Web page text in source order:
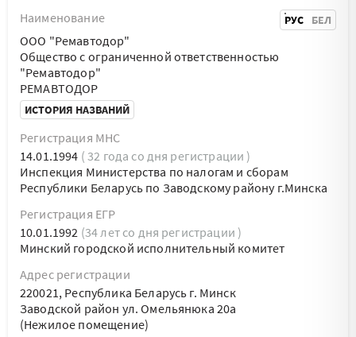
Наименование
РУС БЕЛ
ООО "Ремавтодор"
Общество с ограниченной ответственностью
"Ремавтодор"
РЕМАВТОДОР
ИСТОРИЯ НАЗВАНИЙ
Регистрация МНС
14.01.1994 ( 32 года со дня регистрации )
Инспекция Министерства по налогам и сборам
Республики Беларусь по Заводскому району г.Минска
Регистрация ЕГР
10.01.1992 (34 лет со дня регистрации )
Минский городской исполнительный комитет
Адрес регистрации
220021, Республика Беларусь г. Минск
Заводской район ул. Омельянюка 20а
(Нежилое помещение)